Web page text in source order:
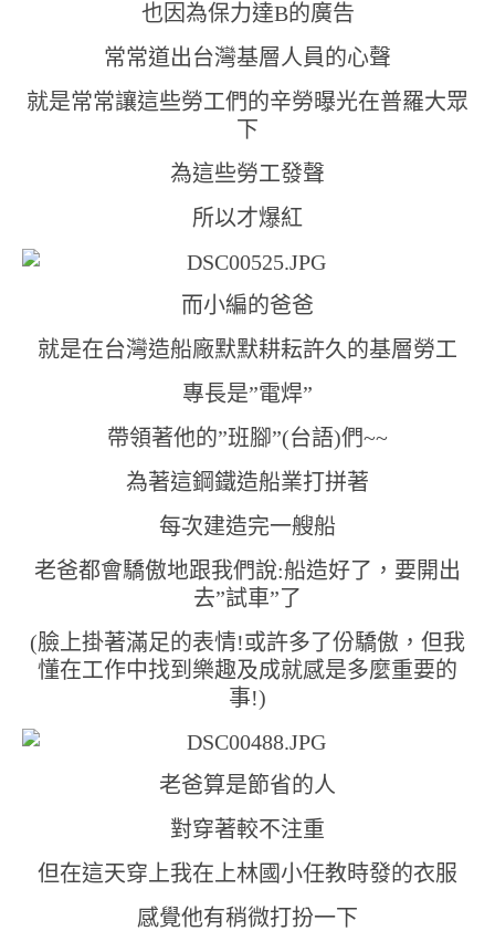
也因為保力達B的廣告
常常道出台灣基層人員的心聲
就是常常讓這些勞工們的辛勞曝光在普羅大眾
下
為這些勞工發聲
所以才爆紅
而小編的爸爸
就是在台灣造船廠默默耕耘許久的基層勞工
專長是”電焊”
帶領著他的”班腳”(台語)們~~
為著這鋼鐵造船業打拼著
每次建造完一艘船
老爸都會驕傲地跟我們說:船造好了，要開出
去”試車”了
(臉上掛著滿足的表情!或許多了份驕傲，但我
懂在工作中找到樂趣及成就感是多麼重要的
事!)
老爸算是節省的人
對穿著較不注重
但在這天穿上我在上林國小任教時發的衣服
感覺他有稍微打扮一下